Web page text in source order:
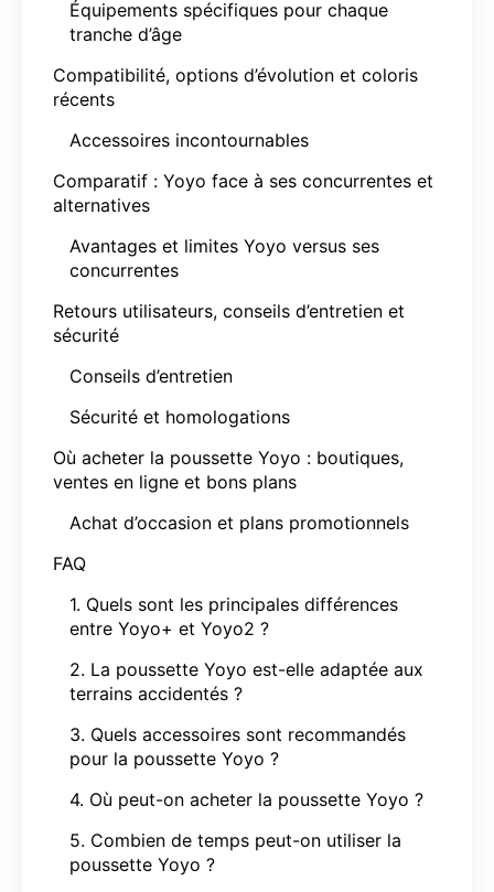
Équipements spécifiques pour chaque
tranche d’âge
Compatibilité, options d’évolution et coloris
récents
Accessoires incontournables
Comparatif : Yoyo face à ses concurrentes et
alternatives
Avantages et limites Yoyo versus ses
concurrentes
Retours utilisateurs, conseils d’entretien et
sécurité
Conseils d’entretien
Sécurité et homologations
Où acheter la poussette Yoyo : boutiques,
ventes en ligne et bons plans
Achat d’occasion et plans promotionnels
FAQ
1. Quels sont les principales différences
entre Yoyo+ et Yoyo2 ?
2. La poussette Yoyo est-elle adaptée aux
terrains accidentés ?
3. Quels accessoires sont recommandés
pour la poussette Yoyo ?
4. Où peut-on acheter la poussette Yoyo ?
5. Combien de temps peut-on utiliser la
poussette Yoyo ?